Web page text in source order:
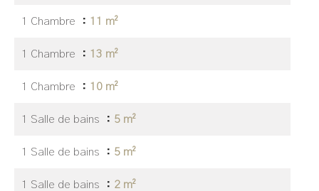
1 Chambre 11 m²
1 Chambre 13 m²
1 Chambre 10 m²
1 Salle de bains 5 m²
1 Salle de bains 5 m²
1 Salle de bains 2 m²